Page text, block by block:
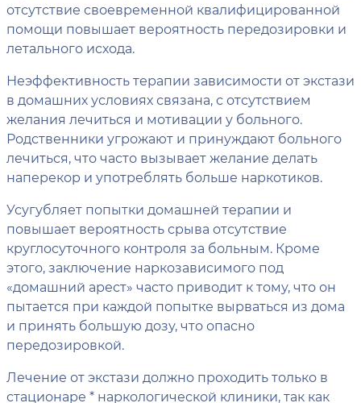
отсутствие своевременной квалифицированной
помощи повышает вероятность передозировки и
летального исхода.
Неэффективность терапии зависимости от экстази
в домашних условиях связана, с отсутствием
желания лечиться и мотивации у больного.
Родственники угрожают и принуждают больного
лечиться, что часто вызывает желание делать
наперекор и употреблять больше наркотиков.
Усугубляет попытки домашней терапии и
повышает вероятность срыва отсутствие
круглосуточного контроля за больным. Кроме
этого, заключение наркозависимого под
«домашний арест» часто приводит к тому, что он
пытается при каждой попытке вырваться из дома
и принять большую дозу, что опасно
передозировкой.
Лечение от экстази должно проходить только в
стационаре * наркологической клиники, так как